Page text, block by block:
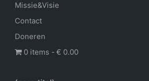
Missie&Visie
Contact
Doneren
0 items
€ 0.00